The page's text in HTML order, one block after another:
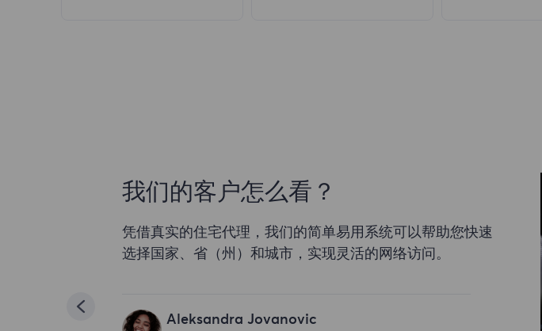
我们的客户怎么看？
凭借真实的住宅代理，我们的简单易用系统可以帮助您快速
选择国家、省（州）和城市，实现灵活的网络访问。
Aleksandra Jovanovic